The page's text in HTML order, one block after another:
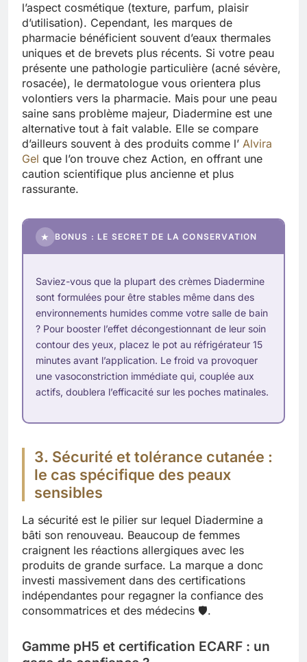
l’aspect cosmétique (texture, parfum, plaisir
d’utilisation). Cependant, les marques de
pharmacie bénéficient souvent d’eaux thermales
uniques et de brevets plus récents. Si votre peau
présente une pathologie particulière (acné sévère,
rosacée), le dermatologue vous orientera plus
volontiers vers la pharmacie. Mais pour une peau
saine sans problème majeur, Diadermine est une
alternative tout à fait valable. Elle se compare
d’ailleurs souvent à des produits comme l’ Alvira
Gel que l’on trouve chez Action, en offrant une
caution scientifique plus ancienne et plus
rassurante.
★ BONUS : LE SECRET DE LA CONSERVATION
Saviez-vous que la plupart des crèmes Diadermine
sont formulées pour être stables même dans des
environnements humides comme votre salle de bain
? Pour booster l’effet décongestionnant de leur soin
contour des yeux, placez le pot au réfrigérateur 15
minutes avant l’application. Le froid va provoquer
une vasoconstriction immédiate qui, couplée aux
actifs, doublera l’efficacité sur les poches matinales.
3. Sécurité et tolérance cutanée :
le cas spécifique des peaux
sensibles
La sécurité est le pilier sur lequel Diadermine a
bâti son renouveau. Beaucoup de femmes
craignent les réactions allergiques avec les
produits de grande surface. La marque a donc
investi massivement dans des certifications
indépendantes pour regagner la confiance des
consommatrices et des médecins 🛡️.
Gamme pH5 et certification ECARF : un